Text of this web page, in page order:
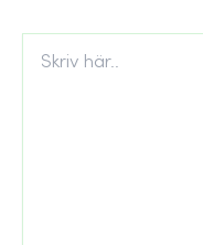
här..